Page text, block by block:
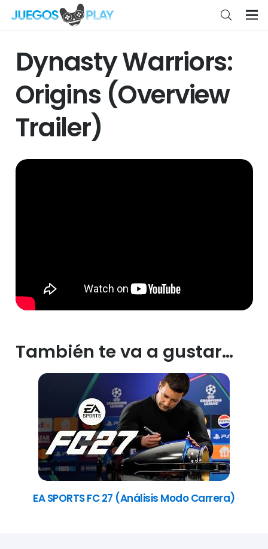
Dynasty Warriors:
Origins (Overview
Trailer)
También te va a gustar…
EA SPORTS FC 27 (Análisis Modo Carrera)